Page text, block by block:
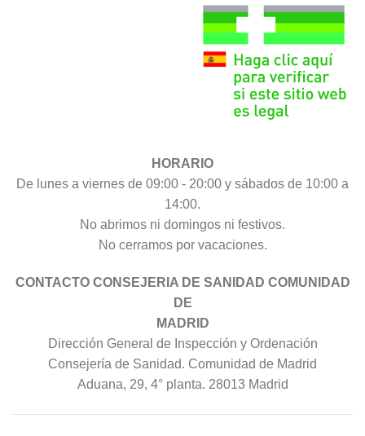
HORARIO
De lunes a viernes de 09:00 - 20:00 y sábados de 10:00 a
14:00.
No abrimos ni domingos ni festivos.
No cerramos por vacaciones.
CONTACTO CONSEJERIA DE SANIDAD COMUNIDAD
DE
MADRID
Dirección General de Inspección y Ordenación
Consejería de Sanidad. Comunidad de Madrid
Aduana, 29, 4° planta. 28013 Madrid